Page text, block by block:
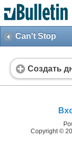
Can't Stop
Создать
Copyright ©